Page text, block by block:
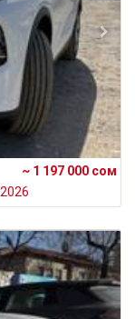
~ 1 197 000 сом